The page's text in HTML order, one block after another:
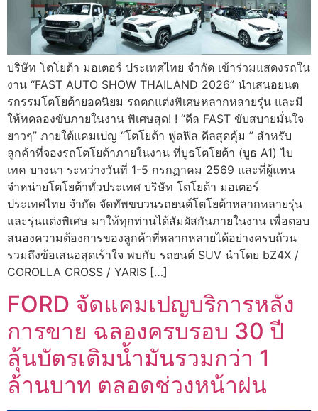
บริษัท โตโยต้า มอเตอร์ ประเทศไทย จำกัด เข้าร่วมแสดงรถใน
งาน “FAST AUTO SHOW THAILAND 2026” นำเสนอยนต
รกรรมโตโยต้ายอดนิยม รถตกแต่งพิเศษหลากหลายรุ่น และมี
ให้ทดลองขับภายในงาน พิเศษสุด! ! “ดีล FAST ขับสบายมั่นใจ
ยาวๆ” ภายใต้แคมเปญ “โตโยต้า ฟูลฟิล ดีลสุดคุ้ม ” สำหรับ
ลูกค้าที่จองรถโตโยต้าภายในงาน ที่บูธโตโยต้า (บูธ A1) ไบ
เทค บางนา ระหว่างวันที่ 1-5 กรกฏาคม 2569 และที่ผู้แทน
จำหน่ายโตโยต้าทั่วประเทศ บริษัท โตโยต้า มอเตอร์
ประเทศไทย จำกัด จัดทัพขบวนรถยนต์โตโยต้าหลากหลายรุ่น
และรุ่นแต่งพิเศษ มาให้ทุกท่านได้สัมผัสกันภายในงาน เพื่อตอบ
สนองความต้องการของลูกค้าที่หลากหลายได้อย่างครบถ้วน
รวมถึงข้อเสนอสุดเร้าใจ พบกับ รถยนต์ SUV นำโดย bZ4X /
COROLLA CROSS / YARIS […]
FORD จัดแคมเปญบริการหลัง
การขาย ฉลองครบรอบ 30 ปี
ลุ้นบัตรเติมน้ำมันรวมกว่า 1
ล้านบาท ตลอดช่วงหน้าฝน